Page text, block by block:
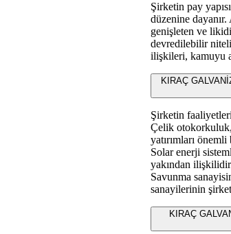
Şirketin pay
düzenine
genişleten ve
devredilebilir
ilişkileri, kamuyu
KIRAÇ
Şirketin
Çelik
yatırımları önemli
Solar enerji
yakından
Savunma
sanayilerinin
KIRAÇ